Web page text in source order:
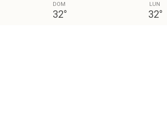
DOM
32°
LUN
32°